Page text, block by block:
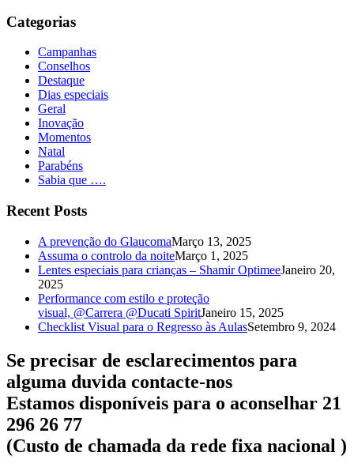
Categorias
Campanhas
Conselhos
Destaque
Dias especiais
Geral
Inovação
Momentos
Natal
Parabéns
Sabia que ….
Recent Posts
A prevenção do GlaucomaMarço 13, 2025
Assuma o controlo da noiteMarço 1, 2025
Lentes especiais para crianças – Shamir OptimeeJaneiro 20,
2025
Performance com estilo e proteção
visual, @Carrera @Ducati SpiritJaneiro 15, 2025
Checklist Visual para o Regresso às AulasSetembro 9, 2024
Se precisar de esclarecimentos para
alguma duvida contacte-nos
Estamos disponíveis para o aconselhar 21
296 26 77
(Custo de chamada da rede fixa nacional )